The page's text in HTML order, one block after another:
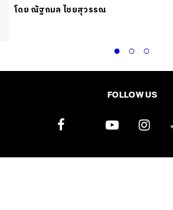
โดย ณัฐกมล ไชยสุวรรณ
FOLLOW US